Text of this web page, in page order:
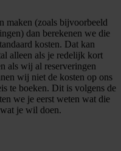
maken (zoals bijvoorbeeld
dan berekenen we die
kosten. Dat kan
alleen als je redelijk kort
als wij al reserveringen
wij niet de kosten op ons
te boeken. Dit is volgens de
we je eerst weten wat die
je wil doen.